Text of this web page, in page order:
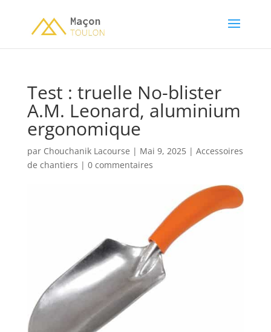
Test : truelle No-blister
A.M. Leonard, aluminium
ergonomique
par Chouchanik Lacourse | Mai 9, 2025| Accessoires
de chantiers | 0 commentaires